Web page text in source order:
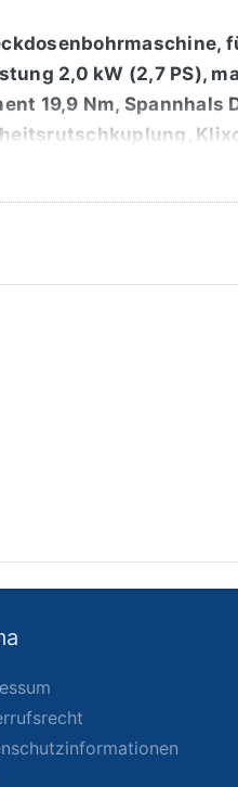
2,0 kW (2,7 PS),
19,9 Nm, Spannhals
Handgriff, Kunststoff-
M (ZUB/005/207)
2-69 ermöglicht.